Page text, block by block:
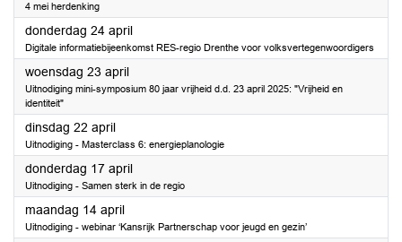
4 mei herdenking
donderdag 24 april2025
Digitale informatiebijeenkomst RES-regio Drenthe voor volksvertegenwoordigers
woensdag 23 april2025
Uitnodiging mini-symposium 80 jaar vrijheid d.d. 23 april 2025: "Vrijheid en
identiteit"
dinsdag 22 april2025
Uitnodiging - Masterclass 6: energieplanologie
donderdag 17 april2025
Uitnodiging - Samen sterk in de regio
maandag 14 april2025
Uitnodiging - webinar ‘Kansrijk Partnerschap voor jeugd en gezin’